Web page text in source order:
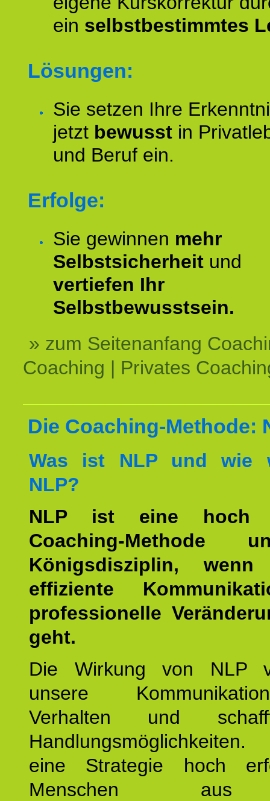
ein selbstbestimmtes
Lösungen:
Sie setzen Ihre
jetzt bewusst in
und Beruf ein.
Erfolge:
Sie gewinnen mehr
Selbstsicherheit und
vertiefen Ihr
Selbstbewusstsein.
» zum Seitenanfang
Coaching | Privates
Die Coaching-Methode:
Was ist NLP und wie
NLP?
NLP ist eine hoch
Coaching-Methode
Königsdisziplin,
effiziente
professionelle
geht.
Die Wirkung von NLP
unsere
Verhalten und
eine Strategie hoch
Menschen